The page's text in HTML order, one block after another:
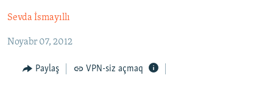
naviqasiyaya
qayıt
Axtarışa
KORRUPSIOMETR
#ƏSLINDƏ
FƏRQƏ BAX
Sevda İsmayıllı
Noyabr 07, 2012
Paylaş VPN-siz açmaq